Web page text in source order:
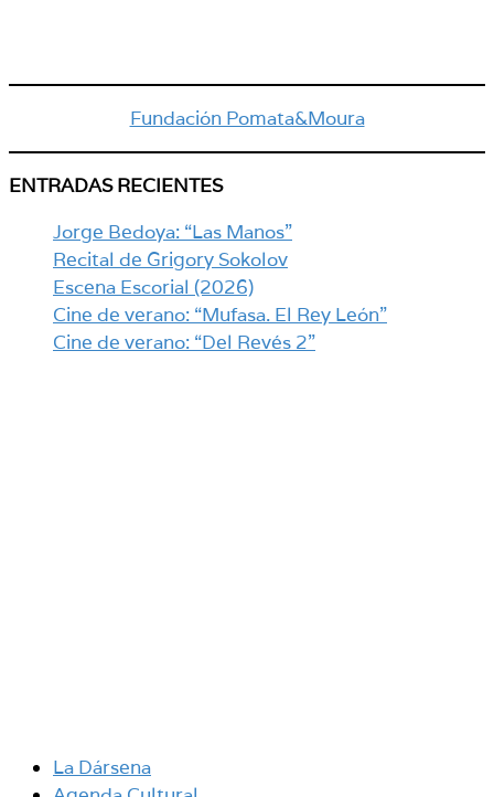
Fundación Pomata&Moura
ENTRADAS RECIENTES
Jorge Bedoya: “Las Manos”
Recital de Grigory Sokolov
Escena Escorial (2026)
Cine de verano: “Mufasa. El Rey León”
Cine de verano: “Del Revés 2”
La Dársena